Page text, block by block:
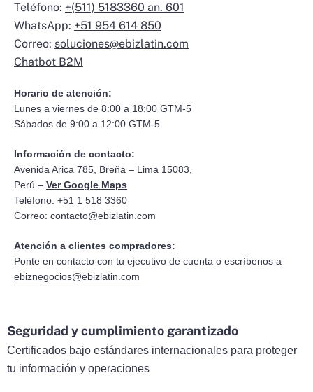
Teléfono: +(511) 5183360 an. 601
WhatsApp: +51 954 614 850
Correo: soluciones@ebizlatin.com
Chatbot B2M
Horario de atención:
Lunes a viernes de 8:00 a 18:00 GTM-5
Sábados de 9:00 a 12:00 GTM-5
Información de contacto:
Avenida Arica 785, Breña – Lima 15083,
Perú – Ver Google Maps
Teléfono: +51 1 518 3360
Correo: contacto@ebizlatin.com
Atención a clientes compradores:
Ponte en contacto con tu ejecutivo de cuenta o escríbenos a
ebiznegocios@ebizlatin.com
Seguridad y cumplimiento garantizado
Certificados bajo estándares internacionales para proteger
tu información y operaciones